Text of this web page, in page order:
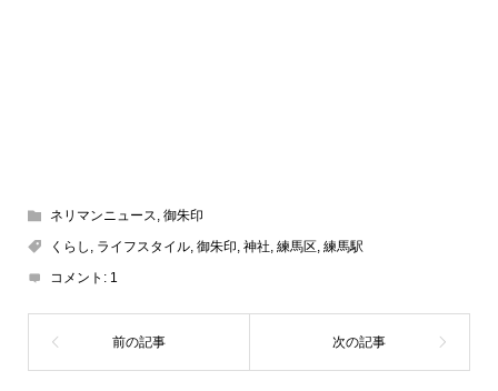
ネリマンニュース, 御朱印
くらし , ライフスタイル, 御朱印, 神社, 練馬区, 練馬駅
コメント: 1